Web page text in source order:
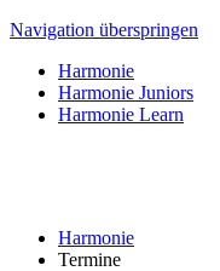
Navigation überspringen
Harmonie
Harmonie Juniors
Harmonie Learn
Harmonie
Termine